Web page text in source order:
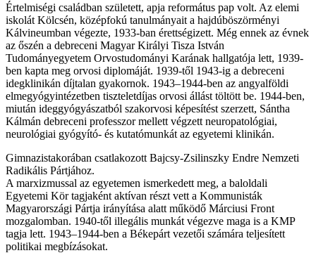
Értelmiségi családban született, apja református pap volt. Az elemi
iskolát Kölcsén, középfokú tanulmányait a hajdúböszörményi
Kálvineumban végezte, 1933-ban érettségizett. Még ennek az évnek
az őszén a debreceni Magyar Királyi Tisza István
Tudományegyetem Orvostudományi Karának hallgatója lett, 1939-
ben kapta meg orvosi diplomáját. 1939-től 1943-ig a debreceni
idegklinikán díjtalan gyakornok. 1943–1944-ben az angyalföldi
elmegyógyintézetben tiszteletdíjas orvosi állást töltött be. 1944-ben,
miután ideggyógyászatból szakorvosi képesítést szerzett, Sántha
Kálmán debreceni professzor mellett végzett neuropatológiai,
neurológiai gyógyító- és kutatómunkát az egyetemi klinikán.
Gimnazistakorában csatlakozott Bajcsy-Zsilinszky Endre Nemzeti
Radikális Pártjához.
A marxizmussal az egyetemen ismerkedett meg, a baloldali
Egyetemi Kör tagjaként aktívan részt vett a Kommunisták
Magyarországi Pártja irányítása alatt működő Márciusi Front
mozgalomban. 1940-től illegális munkát végezve maga is a KMP
tagja lett. 1943–1944-ben a Békepárt vezetői számára teljesített
politikai megbízásokat.